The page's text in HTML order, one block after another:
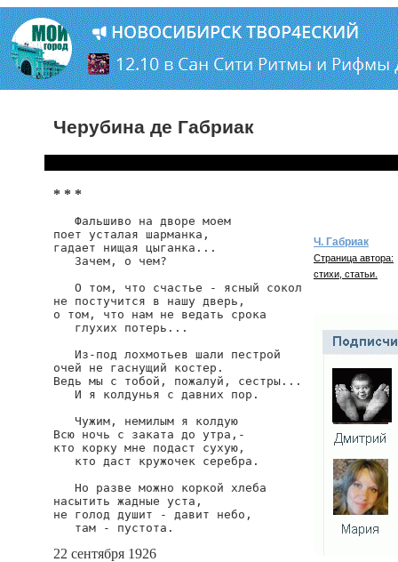
Черубина де Габриак
* * *
   Фальшиво на дворе моем
поет усталая шарманка,
гадает нищая цыганка...
   Зачем, о чем?
   О том, что счастье - ясный сокол
не постучится в нашу дверь,
о том, что нам не ведать срока
   глухих потерь...
   Из-под лохмотьев шали пестрой
очей не гаснущий костер.
Ведь мы с тобой, пожалуй, сестры...
   И я колдунья с давних пор.
   Чужим, немилым я колдую
Всю ночь с заката до утра,-
кто корку мне подаст сухую,
   кто даст кружочек серебра.
   Но разве можно коркой хлеба
насытить жадные уста,
не голод душит - давит небо,
   там - пустота.
22 сентября 1926
Ч. Габриак
Страница автора:
стихи, статьи.